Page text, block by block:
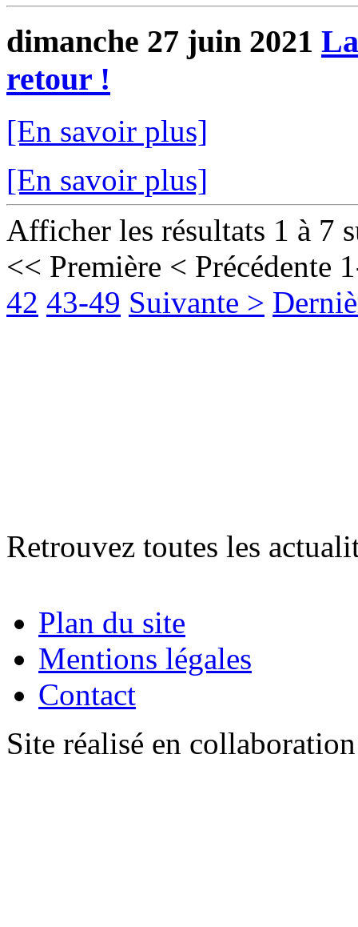
dimanche 27 juin 2021
retour !
[En savoir plus]
[En savoir plus]
Afficher les résultats 1 à 7
<< Première < Précédente
42 43-49 Suivante >
Retrouvez toutes les
Plan du site
Mentions légales
Contact
Site réalisé en